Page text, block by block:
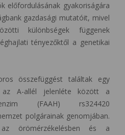
előfordulásának gyakoriságára
gazdasági mutatóit, mivel
különbségek függenek
tényezőktől a genetikai
összefüggést találtak egy
az A-allél jelenléte között a
enzim (FAAH) rs324420
polgárainak genomjában.
örömérzékelésben és a